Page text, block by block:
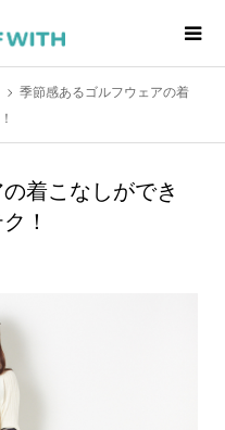
季節感あるゴルフウェアの着
着こなしができ
！